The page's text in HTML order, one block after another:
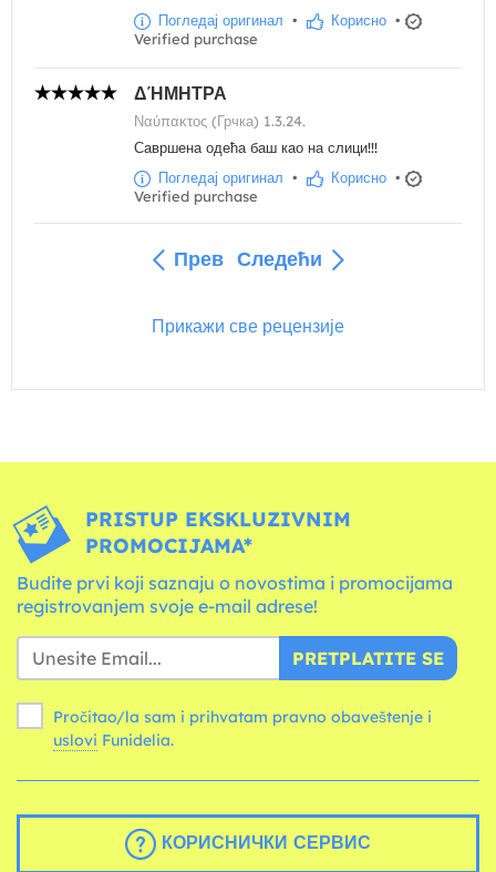
Погледај оригинал • Корисно •
Verified purchase
ΔΉΜΗΤΡΑ
Ναύπακτος (Грчка) 1.3.24.
Савршена одећа баш као на слици!!!
Погледај оригинал • Корисно •
Verified purchase
Прев Следећи
Прикажи све рецензије
PRISTUP EKSKLUZIVNIM
PROMOCIJAMA*
Budite prvi koji saznaju o novostima i promocijama
registrovanjem svoje e-mail adrese!
PRETPLATITE SE
Pročitao/la sam i prihvatam pravno obaveštenje i
uslovi Funidelia.
КОРИСНИЧКИ СЕРВИС